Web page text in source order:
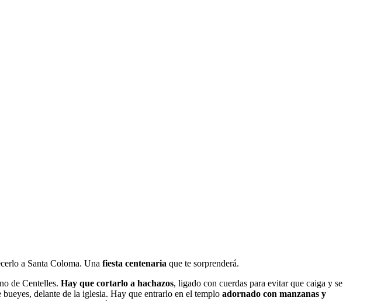
a Santa Coloma. Una fiesta centenaria que te sorprenderá.
de Centelles. Hay que cortarlo a hachazos, ligado con cuerdas para evitar que caiga y se
delante de la iglesia. Hay que entrarlo en el templo adornado con manzanas y